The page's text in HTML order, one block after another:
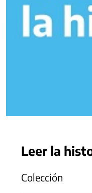
Leer la
Colección